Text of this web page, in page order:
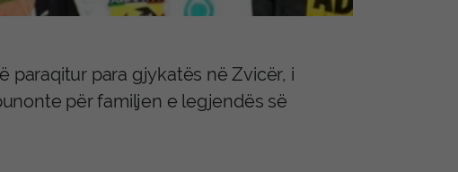
paraqitur para gjykatës në Zvicër, i
për familjen e legjendës së